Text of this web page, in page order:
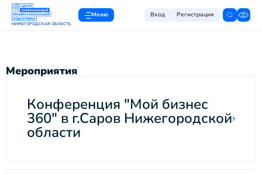
НИЖЕГОРОДСКАЯ ОБЛАСТЬ
Меню Вход Регистрация
Мероприятия
Конференция "Мой бизнес
360" в г.Саров Нижегородской
области